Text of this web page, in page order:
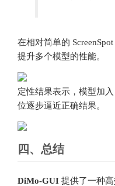
在相对简单的
提升多个模型的性能。
定性结果表示，模型加
位逐步逼近正确结果。
四、总结
DiMo-GUI 提供了一种